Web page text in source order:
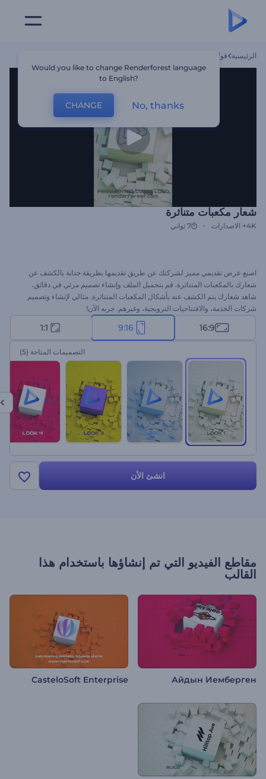
الرئيسية قوالب
شعار مكعبات متناثرة
4K+ الاصدارات 7 ثواني
اصنع عرض تقديمي مميز لشركتك عن طريق تقديمها بطريقة جذابة بالكشف عن
شعارك بالمكعبات المتناثرة. قم بتحميل الملف وإنشاء تصميم مرئي في دقائق.
شاهد شعارك يتم الكشف عنه بأشكال المكعبات المتناثرة. مثالي لإنشاء وتصميم
شركات الخدمة، والافتتاحيات الترويجية، وغيرهم. جربه الآن!
16:9
9:16
1:1
التصميمات المتاحة (5)
انشئ الأن
مقاطع الفيديو التي تم إنشاؤها باستخدام هذا
القالب
Айдын Иемберген
CasteloSoft Enterprise
Would you like to change Renderforest language
to English?
CHANGE No, thanks